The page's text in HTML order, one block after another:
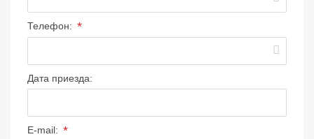
Телефон: *
Дата приезда:
E-mail: *